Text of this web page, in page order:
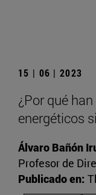
15 | 06 | 2023
¿Por qué
energéticos
Álvaro Bañón
Profesor de
Publicado en: